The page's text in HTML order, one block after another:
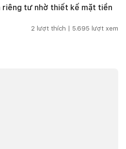
riêng tư nhờ thiết kế mặt tiền
2 lượt thích | 5.695 lượt xem